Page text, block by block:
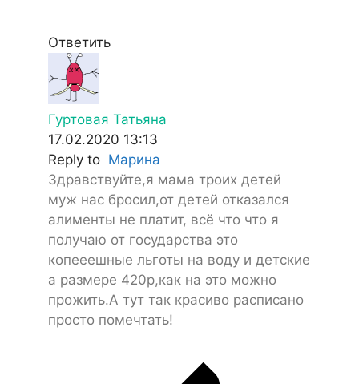
Ответить
Гуртовая Татьяна
17.02.2020 13:13
Reply to Марина
Здравствуйте,я мама троих детей
муж нас бросил,от детей отказался
алименты не платит, всё что что я
получаю от государства это
копееешные льготы на воду и детские
а размере 420р,как на это можно
прожить.А тут так красиво расписано
просто помечтать!